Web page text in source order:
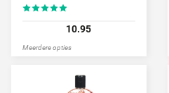
10.95
Meerdere opties